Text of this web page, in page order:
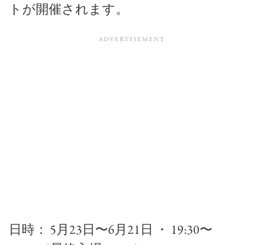
トが開催されます。
日時： 5月23日〜6月21日 ・ 19:30〜